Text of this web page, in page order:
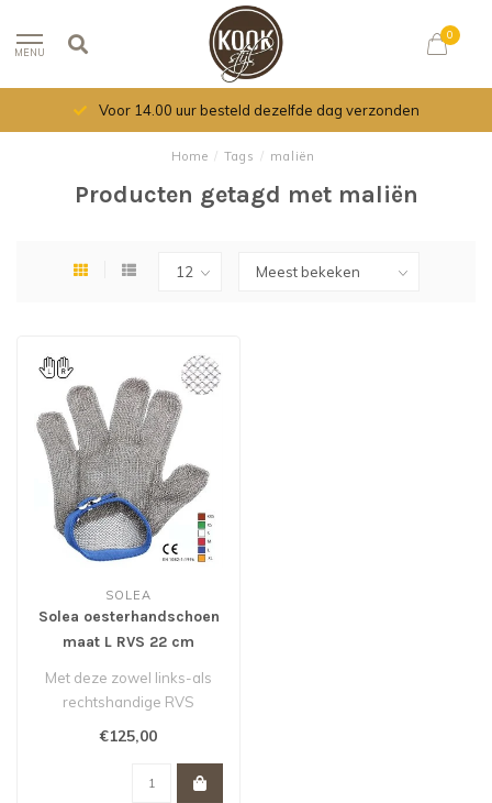
MENU
0
Voor 14.00 uur besteld dezelfde dag verzonden
Home / Tags / maliën
Producten getagd met maliën
SOLEA
Solea oesterhandschoen
maat L RVS 22 cm
Met deze zowel links-als
rechtshandige RVS
handschoen bescherm je
€125,00